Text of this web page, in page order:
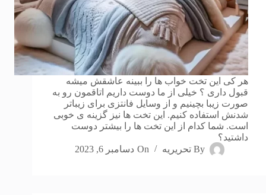
هر کی این تخت خواب ها را ببینه عاشقش میشه
قبول داری ؟ خیلی از ما دوست داریم اتاقمون رو به
صورت زیبا بچینیم و از وسایل فانتزی برای زیباتر
شدنش استفاده کنیم. این تخت ها نیز گزینه ی خوبی
است. شما کدام از این تخت ها را بیشتر دوست
داشتید؟
By تحریریه On دسامبر 6, 2023